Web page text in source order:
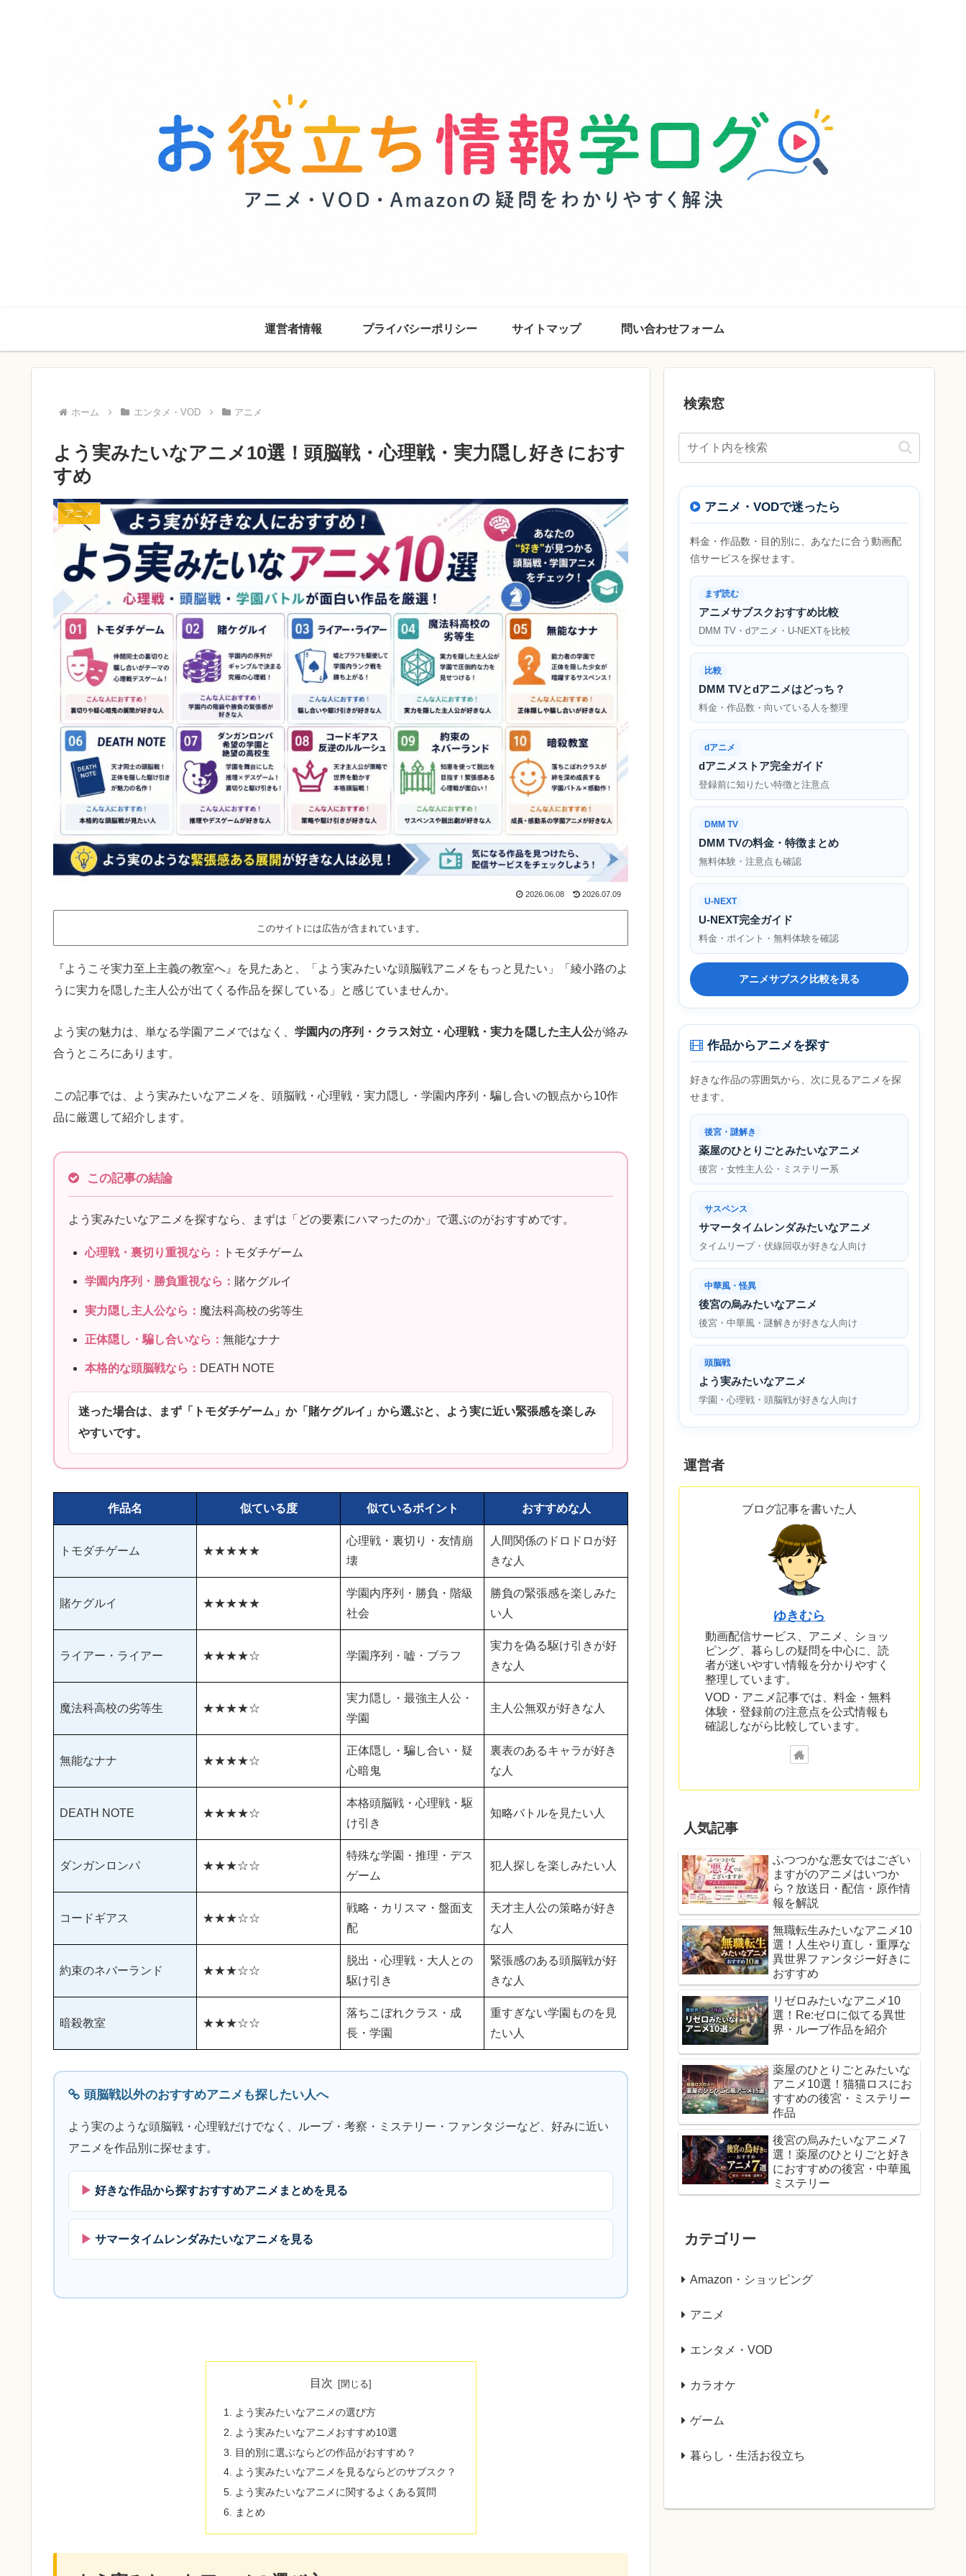
運営者情報 プライバシーポリシー サイトマップ 問い合わせフォーム
ホーム エンタメ・VOD アニメ
よう実みたいなアニメ10選！頭脳戦・心理戦・実力隠し好きにおす
すめ
アニメ
2026.06.08 2026.07.09
このサイトには広告が含まれています。
『ようこそ実力至上主義の教室へ』を見たあと、「よう実みたいな頭脳戦アニメをもっと見たい」「綾小路のよ
うに実力を隠した主人公が出てくる作品を探している」と感じていませんか。
よう実の魅力は、単なる学園アニメではなく、 学園内の序列・クラス対立・心理戦・実力を隠した主人公が絡み
合うところにあります。
この記事では、よう実みたいなアニメを、頭脳戦・心理戦・実力隠し・学園内序列・騙し合いの観点から10作
品に厳選して紹介します。
この記事の結論
よう実みたいなアニメを探すなら、まずは「どの要素にハマったのか」で選ぶのがおすすめです。
心理戦・裏切り重視なら： トモダチゲーム
学園内序列・勝負重視なら： 賭ケグルイ
実力隠し主人公なら： 魔法科高校の劣等生
正体隠し・騙し合いなら： 無能なナナ
本格的な頭脳戦なら： DEATH NOTE
迷った場合は、まず「トモダチゲーム」か「賭ケグルイ」から選ぶと、よう実に近い緊張感を楽しみ
やすいです。
作品名 似ている度 似ているポイント おすすめな人
トモダチゲーム ★★★★★
心理戦・裏切り・友情崩
壊
人間関係のドロドロが好
きな人
賭ケグルイ ★★★★★
学園内序列・勝負・階級
社会
勝負の緊張感を楽しみた
い人
ライアー・ライアー ★★★★☆ 学園序列・嘘・ブラフ
実力を偽る駆け引きが好
きな人
魔法科高校の劣等生 ★★★★☆
実力隠し・最強主人公・
学園
主人公無双が好きな人
無能なナナ ★★★★☆
正体隠し・騙し合い・疑
心暗鬼
裏表のあるキャラが好き
な人
DEATH NOTE ★★★★☆
本格頭脳戦・心理戦・駆
け引き
知略バトルを見たい人
ダンガンロンパ ★★★☆☆
特殊な学園・推理・デス
ゲーム
犯人探しを楽しみたい人
コードギアス ★★★☆☆
戦略・カリスマ・盤面支
配
天才主人公の策略が好き
な人
約束のネバーランド ★★★☆☆
脱出・心理戦・大人との
駆け引き
緊張感のある頭脳戦が好
きな人
暗殺教室 ★★★☆☆
落ちこぼれクラス・成
長・学園
重すぎない学園ものを見
たい人
頭脳戦以外のおすすめアニメも探したい人へ
よう実のような頭脳戦・心理戦だけでなく、ループ・考察・ミステリー・ファンタジーなど、好みに近い
アニメを作品別に探せます。
好きな作品から探すおすすめアニメまとめを見る
サマータイムレンダみたいなアニメを見る
目次
よう実みたいなアニメの選び方
よう実みたいなアニメおすすめ10選
目的別に選ぶならどの作品がおすすめ？
よう実みたいなアニメを見るならどのサブスク？
よう実みたいなアニメに関するよくある質問
まとめ
検索窓
アニメ・VODで迷ったら
料金・作品数・目的別に、あなたに合う動画配
信サービスを探せます。
まず読む
アニメサブスクおすすめ比較
DMM TV・dアニメ・U-NEXTを比較
比較
DMM TVとdアニメはどっち？
料金・作品数・向いている人を整理
dアニメ
dアニメストア完全ガイド
登録前に知りたい特徴と注意点
DMM TV
DMM TVの料金・特徴まとめ
無料体験・注意点も確認
U-NEXT
U-NEXT完全ガイド
料金・ポイント・無料体験を確認
アニメサブスク比較を見る
作品からアニメを探す
好きな作品の雰囲気から、次に見るアニメを探
せます。
後宮・謎解き
薬屋のひとりごとみたいなアニメ
後宮・女性主人公・ミステリー系
サスペンス
サマータイムレンダみたいなアニメ
タイムリープ・伏線回収が好きな人向け
中華風・怪異
後宮の烏みたいなアニメ
後宮・中華風・謎解きが好きな人向け
頭脳戦
よう実みたいなアニメ
学園・心理戦・頭脳戦が好きな人向け
運営者
ブログ記事を書いた人
ゆきむら
動画配信サービス、アニメ、ショッ
ピング、暮らしの疑問を中心に、読
者が迷いやすい情報を分かりやすく
整理しています。
VOD・アニメ記事では、料金・無料
体験・登録前の注意点を公式情報も
確認しながら比較しています。
人気記事
ふつつかな悪女ではござい
ますがのアニメはいつか
ら？放送日・配信・原作情
報を解説
無職転生みたいなアニメ10
選！人生やり直し・重厚な
異世界ファンタジー好きに
おすすめ
リゼロみたいなアニメ10
選！Re:ゼロに似てる異世
界・ループ作品を紹介
薬屋のひとりごとみたいな
アニメ10選！猫猫ロスにお
すすめの後宮・ミステリー
作品
後宮の烏みたいなアニメ7
選！薬屋のひとりごと好き
におすすめの後宮・中華風
ミステリー
カテゴリー
Amazon・ショッピング
アニメ
エンタメ・VOD
カラオケ
ゲーム
暮らし・生活お役立ち